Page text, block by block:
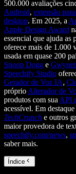
500.000 avaliações
Android, extensão
desktop. Em 2025, a
Apple Design Award
essencial que ajuda as
oferece mais de 1.000
usada em quase 200
Snoop Dogg e
Speechify Studio
Gerador de Voz IA,
próprio Alterador de
produtos com sua API
acessível. Em
TechCrunch e outros
maior provedora de
speechify.com/news,
saber mais.
Índice